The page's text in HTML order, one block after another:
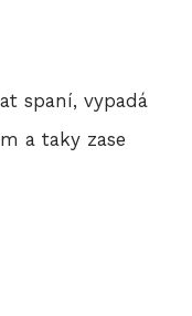
spaní, vypadá
a taky zase